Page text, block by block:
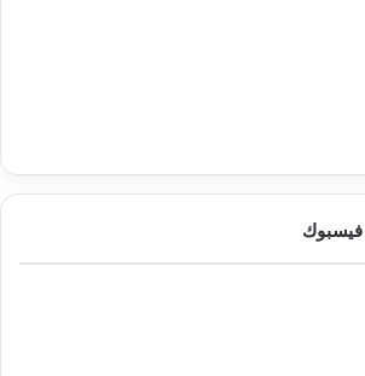
فيسبوك